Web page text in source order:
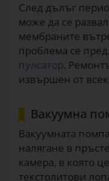
След дълъг
може да се
мембраните
проблема се
пулсатор.
извършен от
Вакуумна
Вакуумната
налягане в
камера, в която
текстолитови